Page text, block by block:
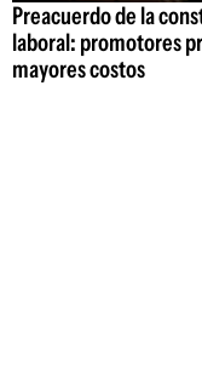
Preacuerdo de la
laboral: promotores
mayores costos